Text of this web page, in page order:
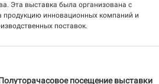
Эта выставка была организована с
продукцию инновационных компаний и
поставок.
посещение выставки